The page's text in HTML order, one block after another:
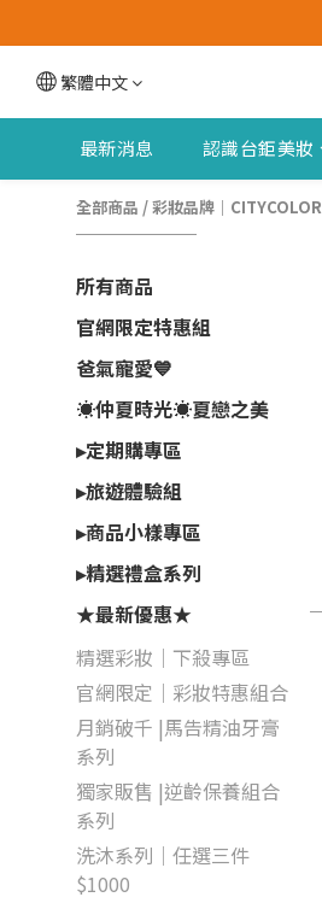
繁體中文
最新消息 認識台鉅美妝
全部商品 /彩妝品牌｜CITYCOLOR
所有商品
官網限定特惠組
爸氣寵愛💙
☀️仲夏時光☀︎夏戀之美
▸定期購專區
▸旅遊體驗組
▸商品小樣專區
▸精選禮盒系列
★最新優惠★
精選彩妝｜下殺專區
官網限定｜彩妝特惠組合
月銷破千 |馬告精油牙膏
系列
獨家販售 |逆齡保養組合
系列
洗沐系列｜任選三件
$1000